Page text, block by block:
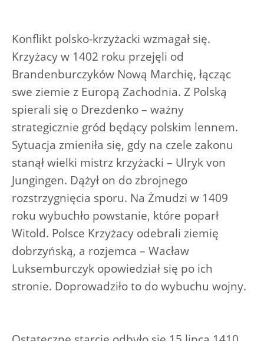
Konflikt polsko-krzyżacki wzmagał się.
Krzyżacy w 1402 roku przejęli od
Brandenburczyków Nową Marchię, łącząc
swe ziemie z Europą Zachodnia. Z Polską
spierali się o Drezdenko – ważny
strategicznie gród będący polskim lennem.
Sytuacja zmieniła się, gdy na czele zakonu
stanął wielki mistrz krzyżacki – Ulryk von
Jungingen. Dążył on do zbrojnego
rozstrzygnięcia sporu. Na Żmudzi w 1409
roku wybuchło powstanie, które poparł
Witold. Polsce Krzyżacy odebrali ziemię
dobrzyńską, a rozjemca – Wacław
Luksemburczyk opowiedział się po ich
stronie. Doprowadziło to do wybuchu wojny.